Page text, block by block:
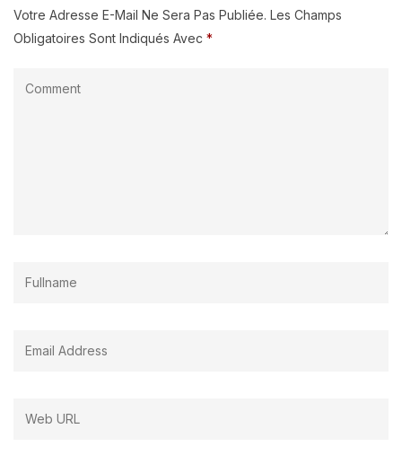
Votre Adresse E-Mail Ne Sera Pas Publiée. Les Champs
Obligatoires Sont Indiqués Avec *